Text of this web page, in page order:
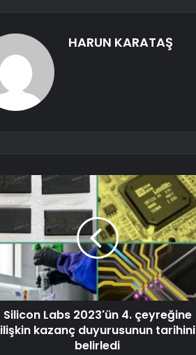
HARUN KARATAŞ
Silicon Labs 2023'ün 4. çeyreğine
ilişkin kazanç duyurusunun tarihini
belirledi